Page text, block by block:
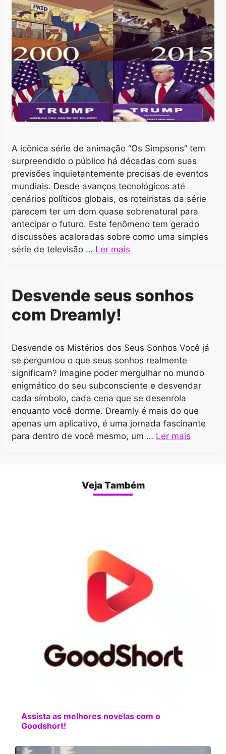
A icônica série de animação “Os Simpsons” tem
surpreendido o público há décadas com suas
previsões inquietantemente precisas de eventos
mundiais. Desde avanços tecnológicos até
cenários políticos globais, os roteiristas da série
parecem ter um dom quase sobrenatural para
antecipar o futuro. Este fenômeno tem gerado
discussões acaloradas sobre como uma simples
série de televisão … Ler mais
Desvende seus sonhos
com Dreamly!
Desvende os Mistérios dos Seus Sonhos Você já
se perguntou o que seus sonhos realmente
significam? Imagine poder mergulhar no mundo
enigmático do seu subconsciente e desvendar
cada símbolo, cada cena que se desenrola
enquanto você dorme. Dreamly é mais do que
apenas um aplicativo, é uma jornada fascinante
para dentro de você mesmo, um … Ler mais
Veja Também
Assista as melhores novelas com o
Goodshort!